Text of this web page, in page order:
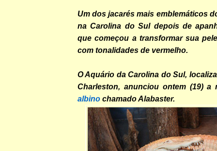
Um dos jacarés mais emblemáticos
na Carolina do Sul depois de
que começou a transformar sua
com tonalidades de vermelho.
O Aquário da Carolina do Sul,
Charleston, anunciou ontem (19)
albino chamado Alabaster.